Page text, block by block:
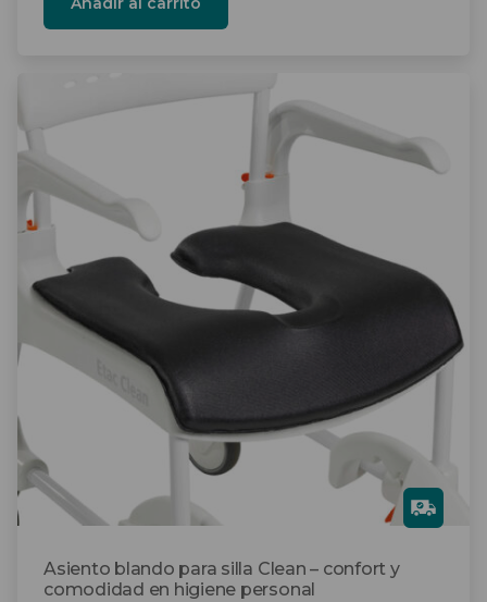
Asiento blando para silla Clean – confort y
comodidad en higiene personal
Gra
tis